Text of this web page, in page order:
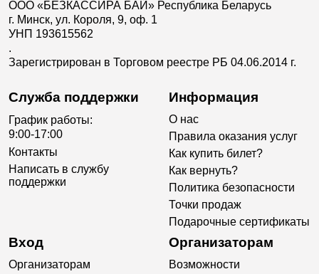
ООО «БЕЗКАССИРА БАЙ» Республика Беларусь
г. Минск, ул. Короля, 9, оф. 1
УНП 193615562
.
Зарегистрирован в Торговом реестре РБ 04.06.2014 г.
Служба поддержки
График работы:
9:00-17:00
Контакты
Написать в службу
поддержки
Информация
О нас
Правила оказания услуг
Как купить билет?
Как вернуть?
Политика безопасности
Точки продаж
Подарочные сертификаты
Вход
Организаторам
Организаторам
Возможности